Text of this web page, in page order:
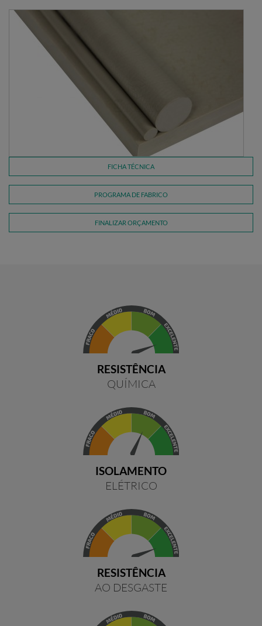
FICHA TÉCNICA
PROGRAMA DE FABRICO
FINALIZAR ORÇAMENTO
RESISTÊNCIA
QUÍMICA
ISOLAMENTO
ELÉTRICO
RESISTÊNCIA
AO DESGASTE